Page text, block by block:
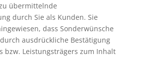
übermittelnde
durch Sie als Kunden. Sie
dass Sonderwünsche
ausdrückliche Bestätigung
bzw. Leistungsträgers zum Inhalt